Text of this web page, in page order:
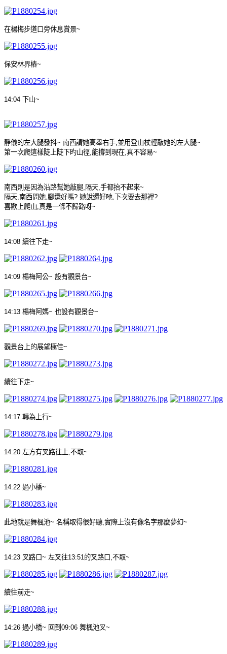
在楊梅步道口旁休息賞景~
保安林界樁~
14:04 下山~
靜儀的左大腿發抖~ 南西請她高舉右手 並用登山杖輕敲她的左大腿~
第一次爬這樣陡上陡下旳山徑 能撐到現在 真不容易~
南西則是因為沿路幫她敲腿 隔天 手都抬不起來~
隔天 南西問她 腳還好嗎? 她說還好吔 下次要去那裡?
喜歡上爬山 真是一條不歸路呀~
14:08 續往下走~
14:09 楊梅阿公~ 設有觀景台~
14:13 楊梅阿媽~ 也設有觀景台~
觀景台上的展望極佳~
續往下走~
14:17 轉為上行~
14:20 左方有叉路往上 不取~
14:22 過小橋~
此地就是舞楓池~ 名稱取得很好聽 實際上沒有像名字那麼夢幻~
14:23 叉路口~ 左叉往13:51 的叉路口 不取~
續往前走~
14:26 過小橋~ 回到 09:06 舞楓池叉~